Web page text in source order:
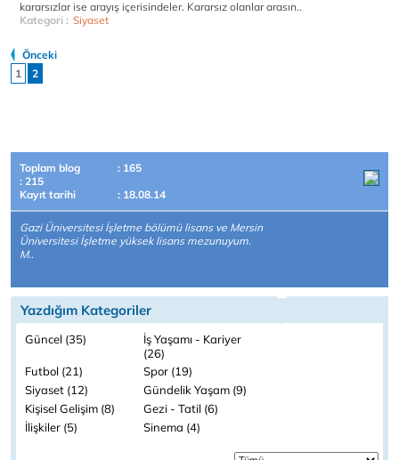
kararsızlar ise arayış içerisindeler. Kararsız olanlar arasın..
Kategori : Siyaset
Önceki
1
2
Toplam blog
: 165
: 215
Kayıt tarihi
: 18.08.14
Gazi Üniversitesi İşletme bölümü lisans ve Mersin
Üniversitesi İşletme yüksek lisans mezunuyum.
M..
Yazdığım Kategoriler
Güncel (35) İş Yaşamı - Kariyer
(26)
Futbol (21)
Spor (19)
Siyaset (12)
Gündelik Yaşam (9)
Kişisel Gelişim (8)
Gezi - Tatil (6)
İlişkiler (5)
Sinema (4)